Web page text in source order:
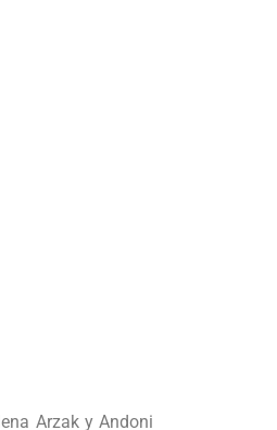
Arzak y Andoni